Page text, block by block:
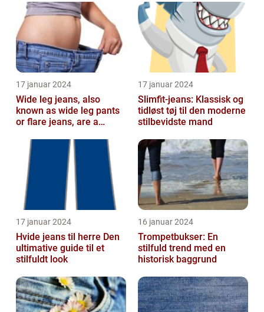
fash...
17 januar 2024
Wide leg jeans, also
known as wide leg pants
or flare jeans, are a
for those ...
17 januar 2024
Slimfit-jeans: Klassisk og
tidløst tøj til den moderne
stilbevidste mand
17 januar 2024
Hvide jeans til herre Den
ultimative guide til et
stilfuldt look
16 januar 2024
Trompetbukser: En
stilfuld trend med en
historisk baggrund